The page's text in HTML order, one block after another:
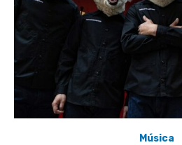
Música